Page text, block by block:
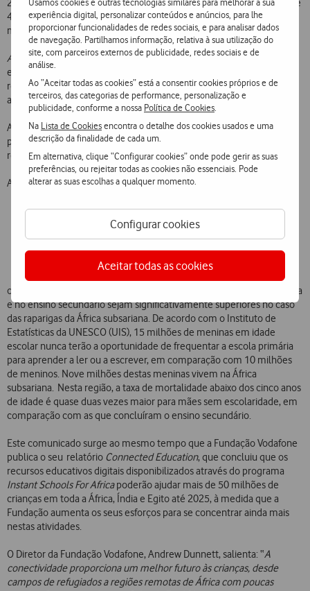
experiência digital, personalizar conteúdos e anúncios, para lhe
proporcionar funcionalidades de redes sociais, e para analisar dados
de navegação. Partilhamos informação, relativa à sua utilização do
site, com parceiros externos de publicidade, redes sociais e de
análise.
Ao “Aceitar todas as cookies” está a consentir cookies próprios e de
terceiros, das categorias de performance, personalização e
publicidade, conforme a nossa Política de Cookies
Na Lista de Cookiesencontra o detalhe dos cookies usados e uma
descrição da finalidade de cada um.
Em alternativa, clique “Configurar cookies” onde pode gerir as suas
preferências, ou rejeitar todas as cookies não essenciais. Pode
alterar as suas escolhas a qualquer momento.
Configurar cookies
Aceitar todas as cookies
2025. Arthur D. Little prevê que o programa – que já abrange mais de
43 mil estudantes refugiados todos os meses – tem potencial para
melhorar as condições de vida de 80% dos jovens refugiados.
A plataforma Instant Schools for Africairá levar os programas
educativos da Fundação Vodafone para além dos campos de
refugiados para dar apoio a crianças de toda a África, incluindo
aquelas que não frequentam a escola.
A África subsariana tem a taxa mais baixa de matrículas na escola
primária. Das 57 milhões de crianças em idade escolar que vivem na
região apenas 34 milhões estão matriculadas.
As tradições culturais das comunidades mais rem
otas têm contribuído para que as taxas de exclusão na escola primária
e no ensino secundário sejam significativamente superiores no caso
das raparigas da África subsariana. De acordo com o Instituto de
Estatísticas da UNESCO (UIS), 15 milhões de meninas em idade
escolar nunca terão a oportunidade de frequentar a escola primária
para aprender a ler ou a escrever, em comparação com 10 milhões
de meninos. Nove milhões destas meninas vivem na África
subsariana. Nesta região, a taxa de mortalidade abaixo dos cinco anos
de idade é quase duas vezes maior para mães sem escolaridade, em
comparação com as que concluíram o ensino secundário.
Este comunicado surge ao mesmo tempo que a Fundação Vodafone
publica o seu relatório Connected Education, que concluiu que os
recursos educativos digitais disponibilizados através do programa
Instant Schools For Africapoderão ajudar mais de 50 milhões de
crianças em toda a África, Índia e Egito até 2025, à medida que a
Fundação aumenta os seus esforços para se concentrar ainda mais
nestas atividades.
O Diretor da Fundação Vodafone, Andrew Dunnett, salienta: “A
conectividade proporciona um melhor futuro às crianças, desde
campos de refugiados a regiões remotas de África com poucas